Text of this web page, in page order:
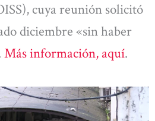
cuya reunión solicitó
diciembre «sin haber
Más información, aquí.